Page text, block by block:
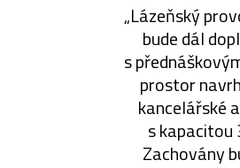
„Lázeňský
bude dál
s
prostor
kancelářské
s kapacitou
Zachovány